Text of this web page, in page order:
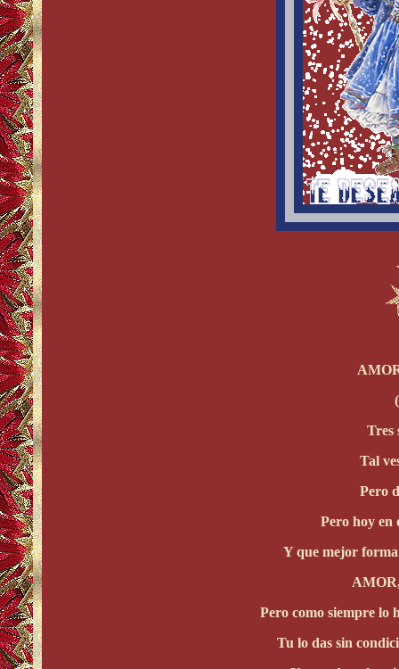
Tres
Tal
Pero
Pero hoy en
Y que mejor
Pero como siempre lo
Tu lo das sin